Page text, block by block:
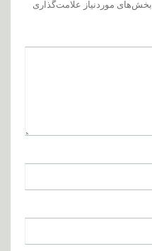
بخش‌های موردنیاز علامت‌گذاری